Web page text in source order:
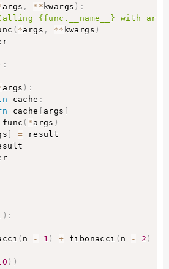
args , ** kwargs ) :
{func.__name__} with
( *args , ** kwargs )
:
args ) :
cache :
cache [ args ]
func ( *args )
] = result
) :
( n - 1 ) + fibonacci ( n - 2 )
) )